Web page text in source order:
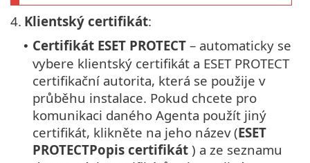
4. Klientský certifikát:
• Certifikát ESET PROTECT – automaticky se
vybere klientský certifikát a ESET PROTECT
certifikační autorita, která se použije v
průběhu instalace. Pokud chcete pro
komunikaci daného Agenta použít jiný
certifikát, klikněte na jeho název (ESET
PROTECTPopis certifikát ) a ze seznamu